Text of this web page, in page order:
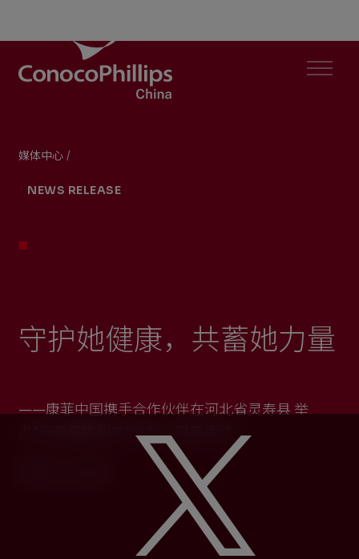
ConocoPhillips China
Menu
are
媒体中心守护她健康，共蓄她力量
/
守护她健康，共蓄她力量
NEWS RELEASE
——康菲中国携手合作伙伴在河北省灵寿县 举
办“母亲健康快车”交车一周年活动